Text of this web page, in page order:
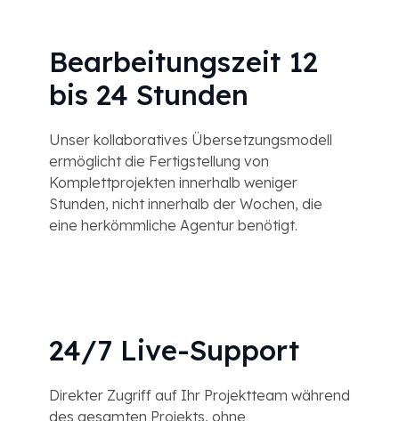
Bearbeitungszeit 12
bis 24 Stunden
Unser kollaboratives Übersetzungsmodell
ermöglicht die Fertigstellung von
Komplettprojekten innerhalb weniger
Stunden, nicht innerhalb der Wochen, die
eine herkömmliche Agentur benötigt.
24/7 Live-Support
Direkter Zugriff auf Ihr Projektteam während
des gesamten Projekts, ohne